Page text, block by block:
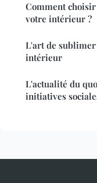
Comment
votre intérieur ?
L'art de sublimer
intérieur
L'actualité du
initiatives